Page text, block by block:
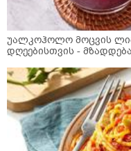
უალკოჰოლო მოცვის
დღეებისთვის -